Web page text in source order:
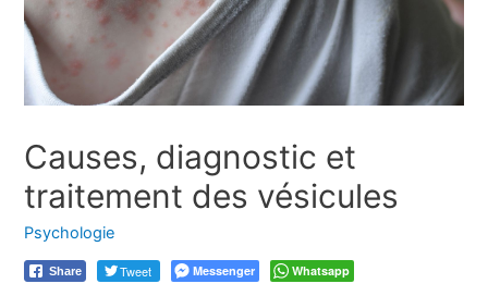
Causes, diagnostic et
traitement des vésicules
Psychologie
Share Tweet Messenger Whatsapp